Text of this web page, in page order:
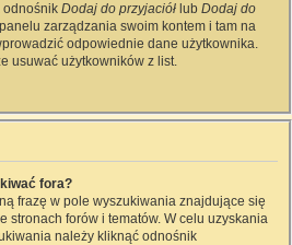
odnośnik Dodaj do przyjaciół lub Dodaj do
zarządzania swoim kontem i tam na
odpowiednie dane użytkownika.
usuwać użytkowników z list.
fora?
frazę w pole wyszukiwania znajdujące się
stronach forów i tematów. W celu uzyskania
należy kliknąć odnośnik